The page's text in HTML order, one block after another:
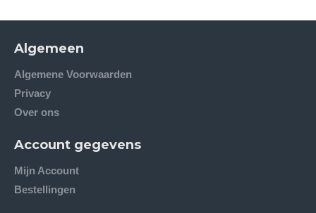
Algemeen
Algemene Voorwaarden
Privacy
Over ons
Account gegevens
Mijn Account
Bestellingen